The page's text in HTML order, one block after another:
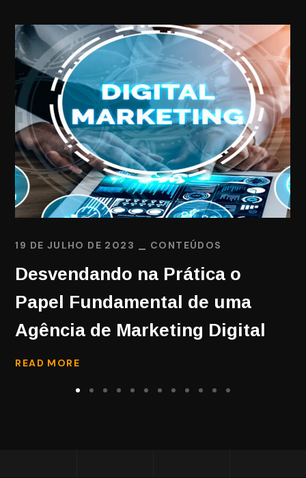
19 DE JULHO DE 2023 CONTEÚDOS
Desvendando na Prática o
Papel Fundamental de uma
Agência de Marketing Digital
READ MORE